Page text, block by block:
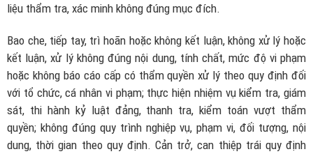
liệu thẩm tra, xác minh không đúng mục đích.
Bao che, tiếp tay, trì hoãn hoặc không kết luận, không xử lý hoặc
kết luận, xử lý không đúng nội dung, tính chất, mức độ vi phạm
hoặc không báo cáo cấp có thẩm quyền xử lý theo quy định đối
với tổ chức, cá nhân vi phạm; thực hiện nhiệm vụ kiểm tra, giám
sát, thi hành kỷ luật đảng, thanh tra, kiểm toán vượt thẩm
quyền; không đúng quy trình nghiệp vụ, phạm vi, đối tượng, nội
dung, thời gian theo quy định. Cản trở, can thiệp trái quy định